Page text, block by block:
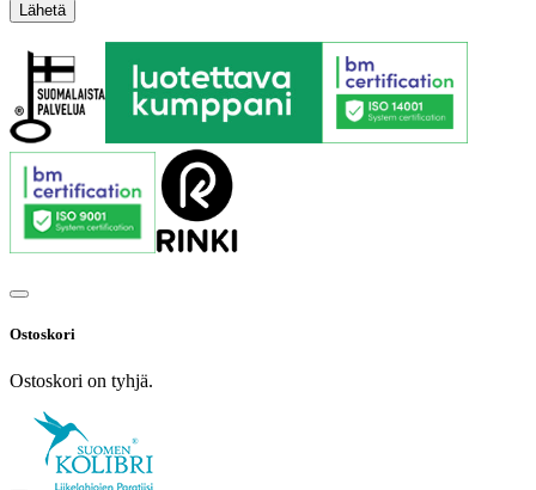
Ostoskori
Ostoskori on tyhjä.